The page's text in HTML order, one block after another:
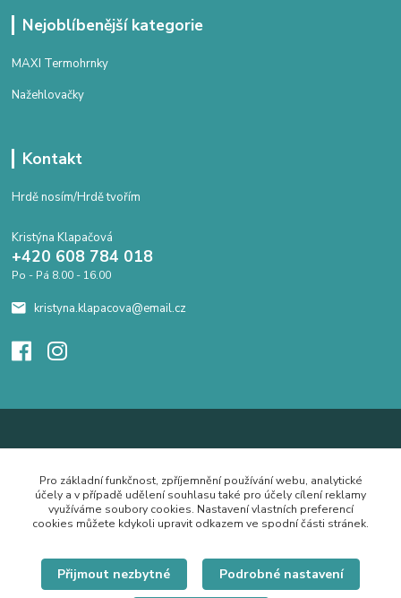
Nejoblíbenější kategorie
MAXI Termohrnky
Nažehlovačky
Kontakt
Hrdě nosím/Hrdě tvořím
Kristýna Klapačová
+420 608 784 018
Po - Pá 8.00 - 16.00
kristyna.klapacova@email.cz
Pro základní funkčnost, zpříjemnění používání webu, analytické
účely a v případě udělení souhlasu také pro účely cílení reklamy
využíváme soubory cookies. Nastavení vlastních preferencí
cookies můžete kdykoli upravit odkazem ve spodní části stránek.
Přijmout nezbytné Podrobné nastavení